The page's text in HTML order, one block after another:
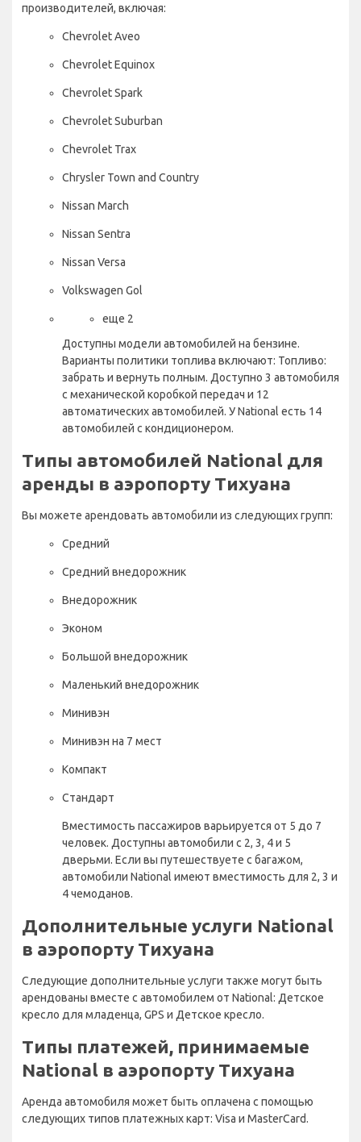
производителей, включая:
Chevrolet Aveo
Chevrolet Equinox
Chevrolet Spark
Chevrolet Suburban
Chevrolet Trax
Chrysler Town and Country
Nissan March
Nissan Sentra
Nissan Versa
Volkswagen Gol
еще 2
Доступны модели автомобилей на бензине.
Варианты политики топлива включают: Топливо:
забрать и вернуть полным. Доступно 3 автомобиля
с механической коробкой передач и 12
автоматических автомобилей. У National есть 14
автомобилей с кондиционером.
Типы автомобилей National для
аренды в аэропорту Тихуана
Вы можете арендовать автомобили из следующих групп:
Средний
Средний внедорожник
Внедорожник
Эконом
Большой внедорожник
Маленький внедорожник
Минивэн
Минивэн на 7 мест
Компакт
Стандарт
Вместимость пассажиров варьируется от 5 до 7
человек. Доступны автомобили с 2, 3, 4 и 5
дверьми. Если вы путешествуете с багажом,
автомобили National имеют вместимость для 2, 3 и
4 чемоданов.
Дополнительные услуги National
в аэропорту Тихуана
Следующие дополнительные услуги также могут быть
арендованы вместе с автомобилем от National: Детское
кресло для младенца, GPS и Детское кресло.
Типы платежей, принимаемые
National в аэропорту Тихуана
Аренда автомобиля может быть оплачена с помощью
следующих типов платежных карт: Visa и MasterCard.